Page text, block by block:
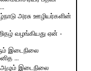
அரசு ஊழியர்களின்
வழங்கியது ஏன் -
இடைநிலை
...
அழும் இடைநிலை